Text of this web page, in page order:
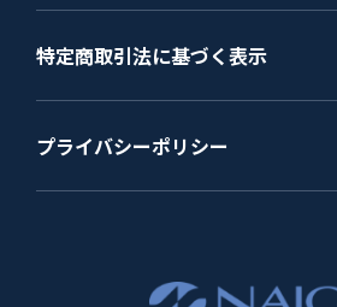
特定商取引法に基づく表示
プライバシーポリシー